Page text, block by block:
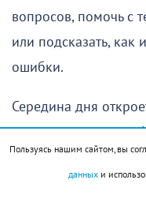
вопросов, помочь с
или подсказать, как
ошибки.
Середина дня
для
ответы на вопросы,
время будет
отношений. Если вы
Пользуясь нашим сайтом, вы
данныхи